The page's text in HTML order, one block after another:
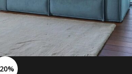
разной плотности и разных
мы соберем наполнение по
разной латексированой пены.
Наполнение подушек:
пух